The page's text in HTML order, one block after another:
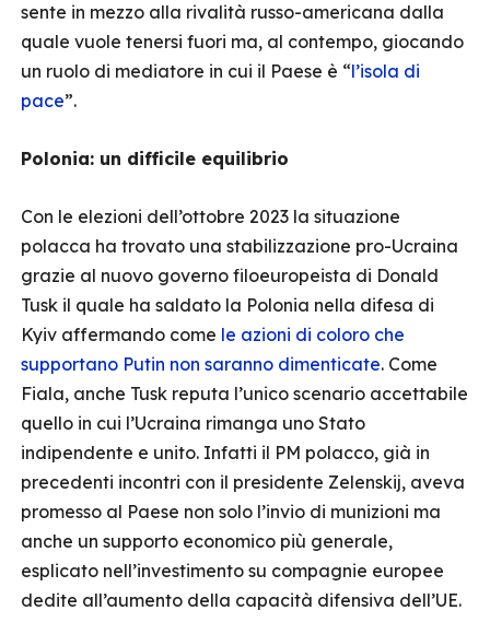
sente in mezzo alla rivalità russo-americana dalla
quale vuole tenersi fuori ma, al contempo, giocando
un ruolo di mediatore in cui il Paese è “l’isola di
pace”.
Polonia: un difficile equilibrio
Con le elezioni dell’ottobre 2023 la situazione
polacca ha trovato una stabilizzazione pro-Ucraina
grazie al nuovo governo filoeuropeista di Donald
Tusk il quale ha saldato la Polonia nella difesa di
Kyiv affermando come le azioni di coloro che
supportano Putin non saranno dimenticate. Come
Fiala, anche Tusk reputa l’unico scenario accettabile
quello in cui l’Ucraina rimanga uno Stato
indipendente e unito. Infatti il PM polacco, già in
precedenti incontri con il presidente Zelenskij, aveva
promesso al Paese non solo l’invio di munizioni ma
anche un supporto economico più generale,
esplicato nell’investimento su compagnie europee
dedite all’aumento della capacità difensiva dell’UE.